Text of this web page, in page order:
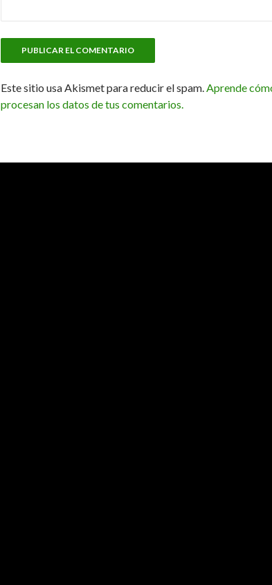
Este sitio usa Akismet para reducir el spam. Aprende
procesan los datos de tus comentarios.